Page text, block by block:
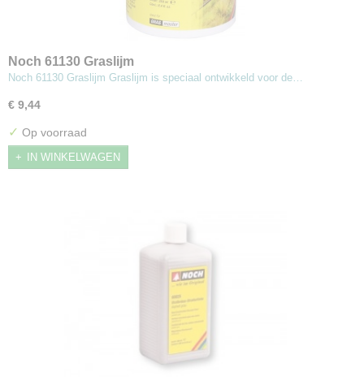
Noch 61130 Graslijm
Noch 61130 Graslijm Graslijm is speciaal ontwikkeld voor de…
€ 9,44
✓ Op voorraad
IN WINKELWAGEN